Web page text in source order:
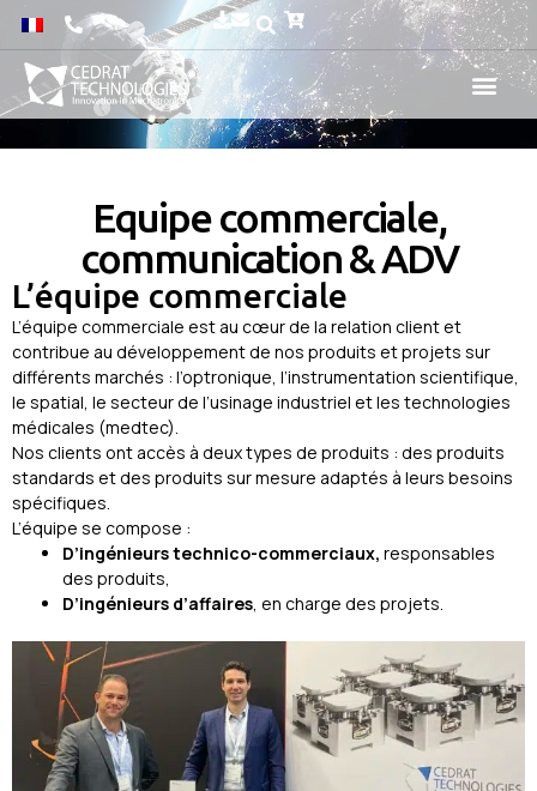
Equipe commerciale,
communication & ADV
L’équipe commerciale
L’équipe commerciale est au cœur de la relation client et
contribue au développement de nos produits et projets sur
différents marchés : l’optronique, l’instrumentation scientifique,
le spatial, le secteur de l’usinage industriel et les technologies
médicales (medtec).
Nos clients ont accès à deux types de produits : des produits
standards et des produits sur mesure adaptés à leurs besoins
spécifiques.
L’équipe se compose :
D’ingénieurs technico-commerciaux, responsables
des produits,
D’ingénieurs d’affaires, en charge des projets.